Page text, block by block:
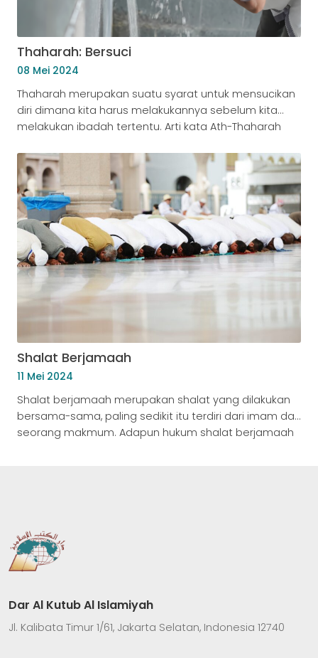
Thaharah: Bersuci
08 Mei 2024
Thaharah merupakan suatu syarat untuk mensucikan
diri dimana kita harus melakukannya sebelum kita
melakukan ibadah tertentu. Arti kata Ath-Thaharah
dibawakan oleh ulama-ulama fiqih itu sangat banyak,
akan tetapi definisi yang ditulis didalam kitab Fathul
Qarib al-Mujib adalah : Suatu pekerjaan yang
membolehkan kita untuk mengerjakan shalat maupun
itu […]
Shalat Berjamaah
11 Mei 2024
Shalat berjamaah merupakan shalat yang dilakukan
bersama-sama, paling sedikit itu terdiri dari imam dan
seorang makmum. Adapun hukum shalat berjamaah
Dar Al Kutub Al Islamiyah
Jl. Kalibata Timur 1/61, Jakarta Selatan, Indonesia 12740